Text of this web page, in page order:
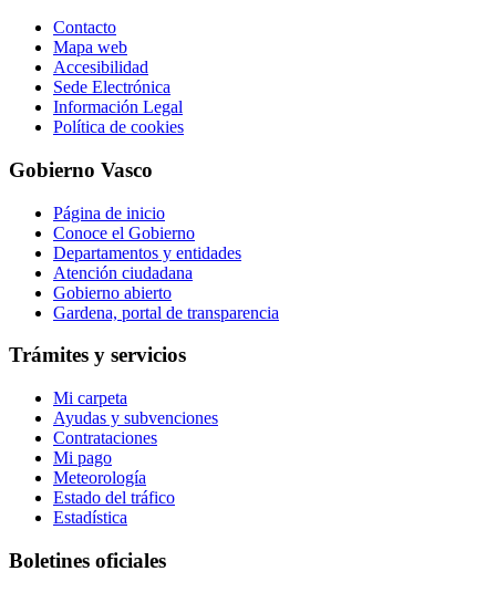
Contacto
Mapa web
Accesibilidad
Sede Electrónica
Información Legal
Política de cookies
Gobierno Vasco
Página de inicio
Conoce el Gobierno
Departamentos y entidades
Atención ciudadana
Gobierno abierto
Gardena, portal de transparencia
Trámites y servicios
Mi carpeta
Ayudas y subvenciones
Contrataciones
Mi pago
Meteorología
Estado del tráfico
Estadística
Boletines oficiales